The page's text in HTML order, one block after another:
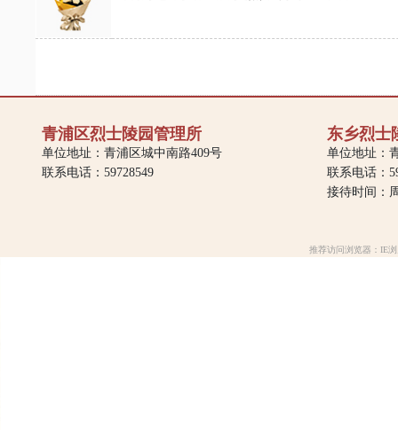
青浦区烈士陵园管理所
单位地址：青浦区城中南路409号
联系电话：59728549
东乡烈士
单位地址：
联系电话：
接待时间：
推荐访问浏览器：IE